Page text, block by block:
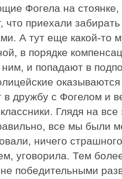
Фогела на стоянке,
что приехали
А тут еще какой-то
в порядке
ним, и попадают в
дружбу с Фогелом и
Глядя на все
все мы были
ничего
уговорила. Тем
победительными